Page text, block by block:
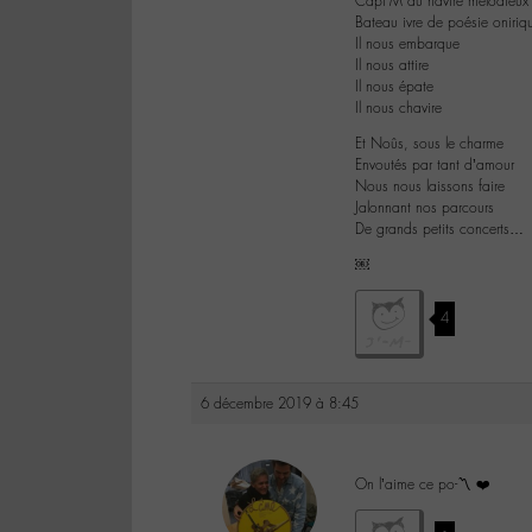
Bateau ivre de poésie
Il nous embarque
Il nous attire
Il nous épate
Il nous chavire
Et Noûs, sous le charme
Envoutés par tant d’amour
Nous nous laissons faire
Jalonnant nos parcours
De grands petits concerts…
￼
4
6 décembre 2019 à 8:45
On l’aime ce po-〽️ ❤️